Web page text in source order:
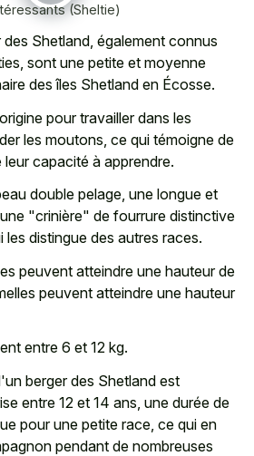
(Sheltie)
Shetland, également connus
sont une petite et moyenne
des îles Shetland en Écosse.
pour travailler dans les
les moutons, ce qui témoigne de
capacité à apprendre.
double pelage, une longue et
"crinière" de fourrure distinctive
distingue des autres races.
peuvent atteindre une hauteur de
peuvent atteindre une hauteur
entre 6 et 12 kg.
berger des Shetland est
entre 12 et 14 ans, une durée de
pour une petite race , ce qui en
pendant de nombreuses